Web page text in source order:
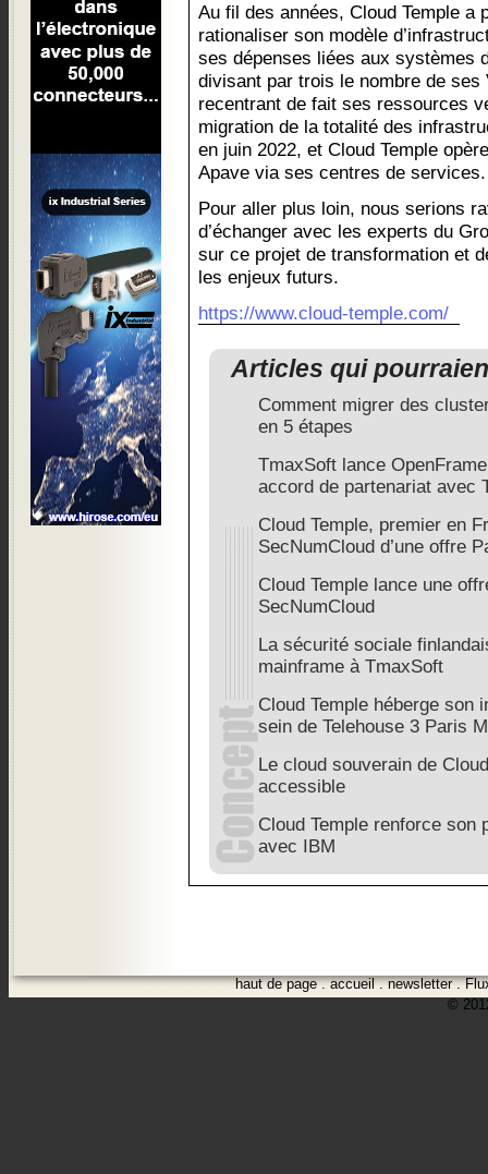
Au fil des années, Cloud Temple a
rationaliser son modèle
ses dépenses liées aux systèmes
divisant par trois le nombre de
recentrant de fait ses ressources
migration de la totalité des
en juin 2022, et Cloud Temple
Apave via ses centres de services.
Pour aller plus loin, nous serions
d’échanger avec les experts du
sur ce projet de transformation et
les enjeux futurs.
https://www.cloud-temple.com/
Articles qui
Comment migrer des
en 5 étapes
TmaxSoft lance
accord de partenariat avec
Cloud Temple, premier en
SecNumCloud d’une offre
Cloud Temple lance une
SecNumCloud
La sécurité sociale
mainframe à TmaxSoft
Cloud Temple héberge son
sein de Telehouse 3 Paris
Le cloud souverain de
accessible
Cloud Temple renforce son
avec IBM
haut de page.accueil.newsletter.
©